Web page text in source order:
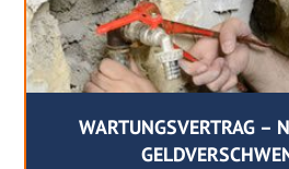
WARTUNGSVERTRAG –